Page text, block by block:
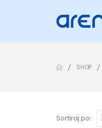
SHOP
Sortiraj po: